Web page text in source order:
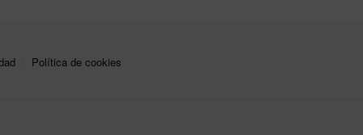
Política de cookies